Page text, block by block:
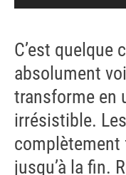
C’est quelque
absolument
transforme en
irrésistible.
complètement
jusqu’à la fin.